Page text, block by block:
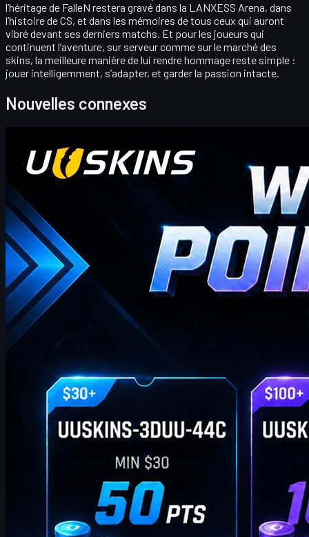
l’héritage de FalleN restera gravé dans la LANXESS Arena, dans
l’histoire de CS, et dans les mémoires de tous ceux qui auront
vibré devant ses derniers matchs. Et pour les joueurs qui
continuent l’aventure, sur serveur comme sur le marché des
skins, la meilleure manière de lui rendre hommage reste simple :
jouer intelligemment, s’adapter, et garder la passion intacte.
Nouvelles connexes
Codes de points cadeaux UUSKINS de cette semaine
Les codes bonus hebdomadaires UUSKINS (20-26 avril) offrent
des points cadeaux supplémentaires sur les commandes
éligibles (30 à 1000 $). À échanger dans l'historique des achats.
La plateforme propose plus de 2 millions d'annonces, une
livraison rapide, des transactions sécurisées et des points
automatiques sur les achats. Points supplémentaires via
pointage quotidien, invitations ou codes bonus.
avril 20, 2026